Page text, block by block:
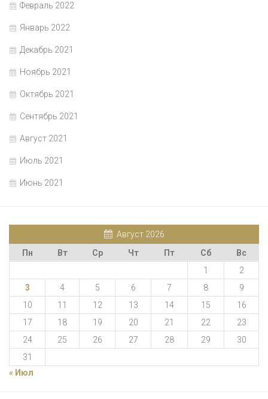
Февраль 2022
Январь 2022
Декабрь 2021
Ноябрь 2021
Октябрь 2021
Сентябрь 2021
Август 2021
Июль 2021
Июнь 2021
Август 2026
Пн
Вт Ср Чт Пт Сб
Вс
1
2
3
4 5 6 7 8
9
10
11 12 13 14 15
16
17
18 19 20 21 22
23
24
25 26 27 28 29
30
31
« Июл